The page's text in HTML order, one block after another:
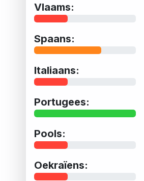
Vlaams:
Spaans:
Italiaans:
Portugees:
Pools:
Oekraïens: